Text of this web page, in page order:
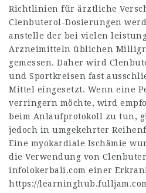
Richtlinien für ärztliche
Clenbuterol-Dosierungen
anstelle der bei vielen
Arzneimitteln üblichen
gemessen. Daher wird
und Sportkreisen fast
Mittel eingesetzt. Wenn eine
verringern möchte, wird
beim Anlaufprotokoll zu tun,
jedoch in umgekehrter
Eine myokardiale Ischämie
die Verwendung von
infolokerbali.com einer
https://